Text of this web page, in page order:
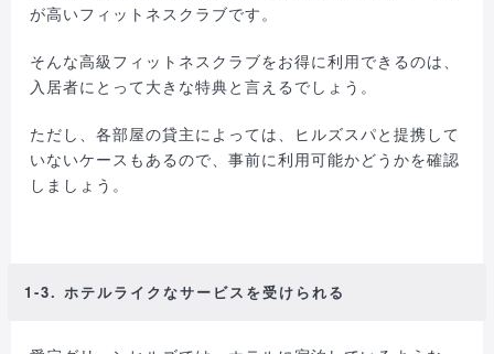
が高いフィットネスクラブです。
そんな高級フィットネスクラブをお得に利用できるのは、
入居者にとって大きな特典と言えるでしょう。
ただし、各部屋の貸主によっては、ヒルズスパと提携して
いないケースもあるので、事前に利用可能かどうかを確認
しましょう。
1-3. ホテルライクなサービスを受けられる